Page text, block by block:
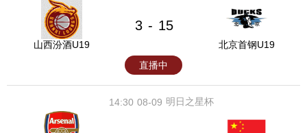
山西汾酒U19
3 - 15
北京首钢U19
直播中
08-09
14:30 明日之星杯